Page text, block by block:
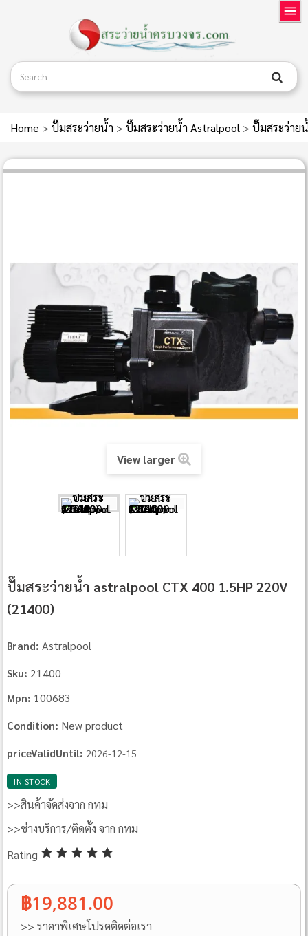
Home > ปั๊มสระว่ายน้ำ > ปั๊มสระว่ายน้ำ Astralpool > ปั๊มสระว่าย
View larger
ปั๊มสระว่ายน้ำ astralpool CTX 400 1.5HP 220V
(21400)
Brand: Astralpool
Sku: 21400
Mpn: 100683
Condition: New product
priceValidUntil: 2026-12-15
IN STOCK
>>สินค้าจัดส่งจาก กทม
>>ช่างบริการ/ติดตั้ง จาก กทม
Rating
฿19,881.00
>> ราคาพิเศษโปรดติดต่อเรา